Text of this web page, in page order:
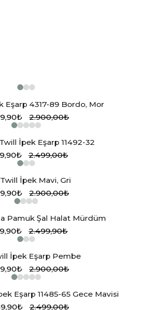
Eşarp 4317-89 Bordo, Mor
2.900,00₺
İpek Eşarp 11492-32
2.499,00₺
İpek Mavi, Gri
2.900,00₺
Pamuk Şal Halat Mürdüm
2.499,90₺
İpek Eşarp Pembe
2.900,00₺
Eşarp 11485-65 Gece Mavisi
2.499,00₺